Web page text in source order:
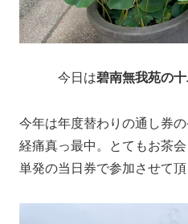
今日は碧南無我苑の
今年は年度替わりの通し券
経痛真っ最中。とてもお茶
単発の当日券で参加させて頂